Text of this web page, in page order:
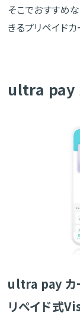
そこでおすすめ
きるプリペイドカ
ultra pay
ultra pay カ
リペイド式